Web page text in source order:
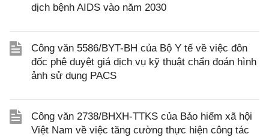
dịch bệnh AIDS vào năm 2030
Công văn 5586/BYT-BH của Bộ Y tế về việc đôn
đốc phê duyệt giá dịch vụ kỹ thuật chẩn đoán hình
ảnh sử dụng PACS
Công văn 2738/BHXH-TTKS của Bảo hiểm xã hội
Việt Nam về việc tăng cường thực hiện công tác